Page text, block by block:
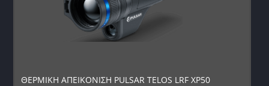
ΘΕΡΜΙΚΗ ΑΠΕΙΚΟΝΙΣΗ PULSAR TELOS LRF XP50